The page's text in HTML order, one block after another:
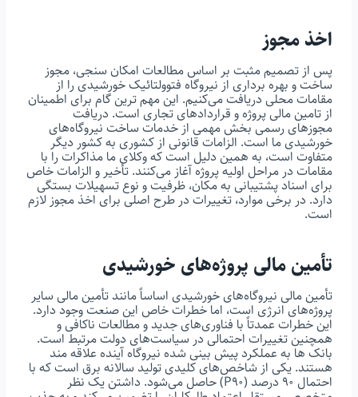
اخذ مجوز
پس از تصمیم مثبت بر اساس مطالعات امکان سنجی، مجوز
ساخت و بهره برداری از نیروگاه فتوولتائیک خورشیدی را از
مقامات محلی دریافت می‌کنیم. این مهم ترین گام برای اطمینان
از تامین مالی پروژه و قراردادهای تجاری است. دریافت
مجوزهای رسمی بخش مهمی از خدمات ساخت نیروگاه‌های
خورشیدی ما است. الزامات قانونی از کشوری به کشور دیگر
متفاوت است، به همین دلیل است که وکلای ما مذاکرات را با
مقامات در مراحل اولیه پروژه آغاز می‌کنند. تأخیر و الزامات خاص
برای اسناد پشتیبانی به مکان، ظرفیت و نوع تسهیلات بستگی
دارد. در برخی موارد، تغییرات در طرح اصلی برای اخذ مجوز لازم
است.
تأمین مالی پروژه‌های خورشیدی
تأمین مالی نیروگاه‌های خورشیدی اساساً مانند تأمین مالی سایر
پروژه‌های انرژی است، اما خطرات خاص این صنعت وجود دارد.
این خطرات عمدتاً با فناوری‌های جدید و مطالعات ناکافی و
همچنین تغییرات احتمالی در سیاست‌های دولت مرتبط است.
بانک ها به عملکرد پیش بینی شده نیروگاه آینده علاقه مند
هستند. یکی از شاخص‌های کلیدی تولید سالانه برق است که با
احتمال 90 درصد (P90) حاصل می‌شود. داشتن یک نظر